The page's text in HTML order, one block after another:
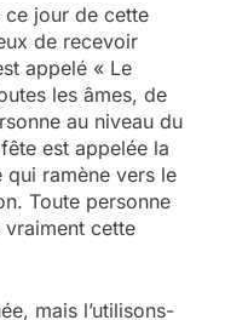
ce jour de cette
de recevoir
appelé « Le
les âmes, de
au niveau du
est appelée la
qui ramène vers le
Toute personne
cette
mais l’utilisons-